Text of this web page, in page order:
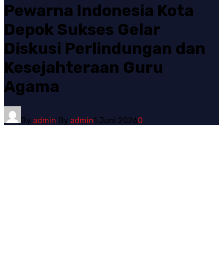
Pewarna Indonesia Kota
Depok Sukses Gelar
Diskusi Perlindungan dan
Kesejahteraan Guru
Agama
By admin By admin1 Juni 20260